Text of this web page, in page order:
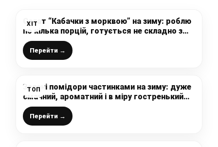
ХІТ
Салат “Кабачки з морквою” на зиму: роблю
по кілька порцій, готується не складно з
доступних інгредієнтів
Перейти →
ТОП
Зелені помідори частинками на зиму: дуже
смачний, ароматний і в міру гостренький
рецепт
Перейти →